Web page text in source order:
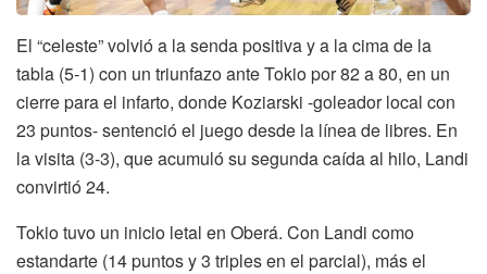
El “celeste” volvió a la senda positiva y a la cima de la
tabla (5-1) con un triunfazo ante Tokio por 82 a 80, en un
cierre para el infarto, donde Koziarski -goleador local con
23 puntos- sentenció el juego desde la línea de libres. En
la visita (3-3), que acumuló su segunda caída al hilo, Landi
convirtió 24.
Tokio tuvo un inicio letal en Oberá. Con Landi como
estandarte (14 puntos y 3 triples en el parcial), más el